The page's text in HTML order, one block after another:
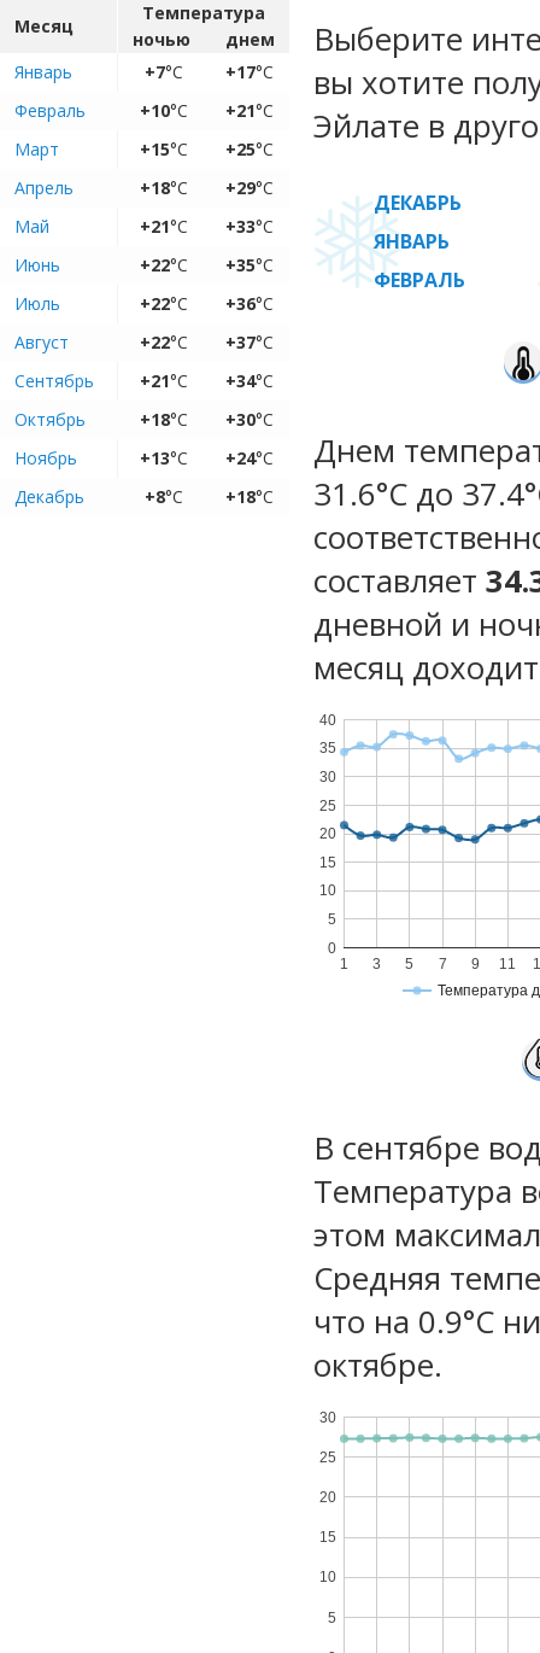
Месяц
Температура
ночью
днем
Январь
+7°C +17°C
Февраль
+10°C +21°C
Март
+15°C +25°C
Апрель
+18°C +29°C
Май
+21°C +33°C
Июнь
+22°C +35°C
Июль
+22°C +36°C
Август
+22°C +37°C
Сентябрь
+21°C +34°C
Октябрь
+18°C +30°C
Ноябрь
+13°C +24°C
Декабрь
+8°C +18°C
Выберите
вы хотите
Эйлате в
ДЕКАБРЬ
ЯНВАРЬ
ФЕВРАЛЬ
Днем
31.6°C до
составляет
дневной и
месяц
Температура
1 3 5 7 9 11
0
5
10
15
20
25
30
35
40
В сентябре
Температура
этом
Средняя
что на 0.9°C
октябре.
5
10
15
20
25
30